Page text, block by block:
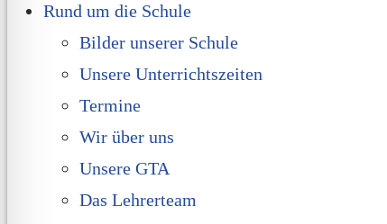
Rund um die Schule
Bilder unserer Schule
Unsere Unterrichtszeiten
Termine
Wir über uns
Unsere GTA
Das Lehrerteam